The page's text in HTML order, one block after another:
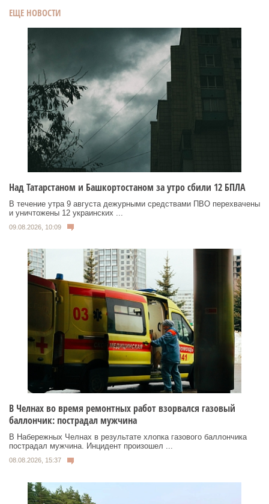
ЕЩЕ НОВОСТИ
Над Татарстаном и Башкортостаном за утро сбили 12 БПЛА
В течение утра 9 августа дежурными средствами ПВО перехвачены
и уничтожены 12 украинских ...
09.08.2026, 10:09
В Челнах во время ремонтных работ взорвался газовый
баллончик: пострадал мужчина
В Набережных Челнах в результате хлопка газового баллончика
пострадал мужчина. Инцидент произошел ...
08.08.2026, 15:37